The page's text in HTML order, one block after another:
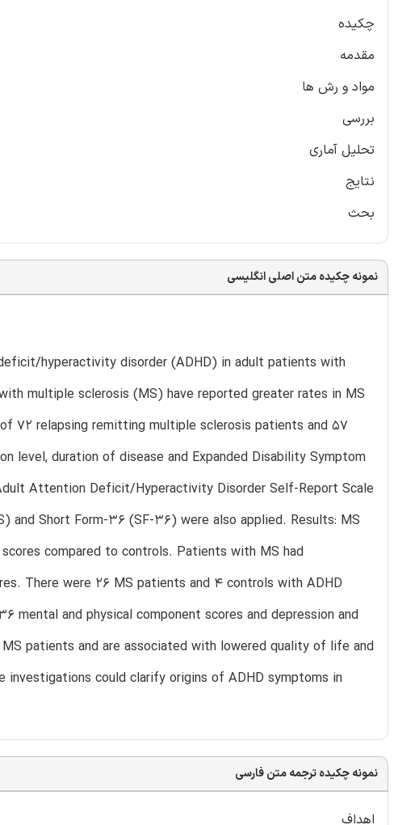
چکیده
مقدمه
مواد و رش ها
بررسی
تحلیل آماری
نتایج
بحث
نمونه چکیده متن اصلی انگلیسی
hyperactivity disorder (ADHD) in adult patients with
multiple sclerosis (MS) have reported greater rates in MS
72 relapsing remitting multiple sclerosis patients and 57
level, duration of disease and Expanded Disability Symptom
Attention Deficit/Hyperactivity Disorder Self-Report Scale
and Short Form-36 (SF-36) were also applied. Results: MS
compared to controls. Patients with MS had
There were 26 MS patients and 4 controls with ADHD
mental and physical component scores and depression and
patients and are associated with lowered quality of life and
investigations could clarify origins of ADHD symptoms in
نمونه چکیده ترجمه متن فارسی
اهداف